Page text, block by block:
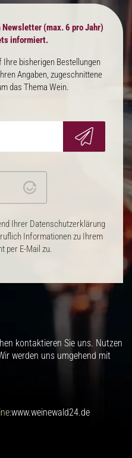
kontaktieren Sie uns. Nutzen
werden uns umgehend mit
www.weinewald24.de
(max. 6 pro Jahr)
informiert.
Ihre bisherigen Bestellungen
Angaben, zugeschnittene
das Thema Wein.
Ihrer Datenschutzerklärung
Informationen zu Ihrem
per E-Mail zu.